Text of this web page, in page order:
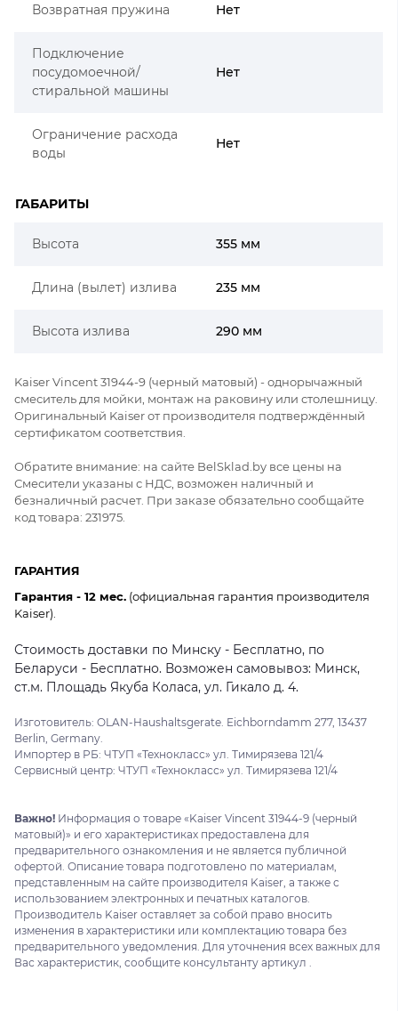
Возвратная пружина Нет
Подключение
посудомоечной/
стиральной машины
Нет
Ограничение расхода
воды
Нет
ГАБАРИТЫ
Высота 355 мм
Длина (вылет) излива 235 мм
Высота излива 290 мм
Kaiser Vincent 31944-9 (черный матовый) - однорычажный
смеситель для мойки, монтаж на раковину или столешницу.
Оригинальный Kaiser от производителя подтверждённый
сертификатом соответствия.
Обратите внимание: на сайте BelSklad.by все цены на
Смесители указаны с НДС, возможен наличный и
безналичный расчет. При заказе обязательно сообщайте
код товара: 231975.
ГАРАНТИЯ
Гарантия - 12 мес. (официальная гарантия производителя
Kaiser).
Стоимость доставки по Минску - Бесплатно, по
Беларуси - Бесплатно. Возможен самовывоз: Минск,
ст.м. Площадь Якуба Коласа, ул. Гикало д. 4.
Изготовитель: OLAN-Haushaltsgerate. Eichborndamm 277, 13437
Berlin, Germany.
Импортер в РБ: ЧТУП «Технокласс» ул. Тимирязева 121/4
Сервисный центр: ЧТУП «Технокласс» ул. Тимирязева 121/4
Важно! Информация о товаре «Kaiser Vincent 31944-9 (черный
матовый)» и его характеристиках предоставлена для
предварительного ознакомления и не является публичной
офертой. Описание товара подготовлено по материалам,
представленным на сайте производителя Kaiser, а также с
использованием электронных и печатных каталогов.
Производитель Kaiser оставляет за собой право вносить
изменения в характеристики или комплектацию товара без
предварительного уведомления. Для уточнения всех важных для
Вас характеристик, сообщите консультанту артикул .